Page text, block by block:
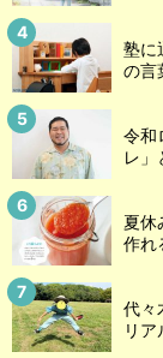
塾に
の言
令和
レ」
夏休
作れ
代々
リア